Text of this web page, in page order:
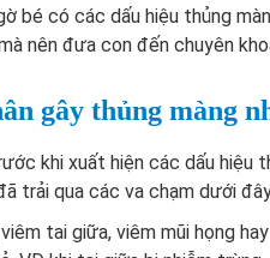
bé có các dấu hiệu thủng
nên đưa con đến chuyên
gây thủng màng
khi xuất hiện các dấu hiệu
trải qua các va chạm dưới
tai giữa, viêm mũi họng